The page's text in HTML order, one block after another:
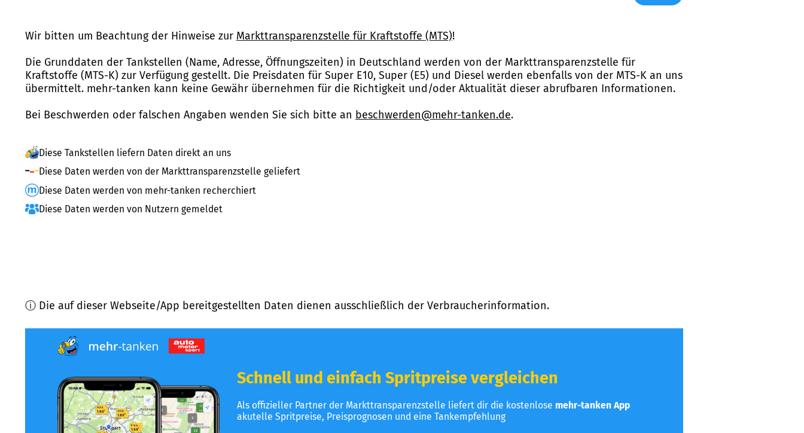
Wir bitten um Beachtung der Hinweise zur Markttransparenzstelle für Kraftstoffe (MTS)!
Die Grunddaten der Tankstellen (Name, Adresse, Öffnungszeiten) in Deutschland werden von der Markttransparenzstelle für
Kraftstoffe (MTS-K) zur Verfügung gestellt. Die Preisdaten für Super E10, Super (E5) und Diesel werden ebenfalls von der MTS-K an uns
übermittelt. mehr-tanken kann keine Gewähr übernehmen für die Richtigkeit und/oder Aktualität dieser abrufbaren Informationen.
Bei Beschwerden oder falschen Angaben wenden Sie sich bitte an beschwerden@mehr-tanken.de.
Diese Tankstellen liefern Daten direkt an uns
Diese Daten werden von der Markttransparenzstelle geliefert
Diese Daten werden von mehr-tanken recherchiert
Diese Daten werden von Nutzern gemeldet
ⓘ Die auf dieser Webseite/App bereitgestellten Daten dienen ausschließlich der Verbraucherinformation.
Schnell und einfach Spritpreise vergleichen
Als offizieller Partner der Markttransparenzstelle liefert dir die kostenlose mehr-tanken App
akutelle Spritpreise, Preisprognosen und eine Tankempfehlung